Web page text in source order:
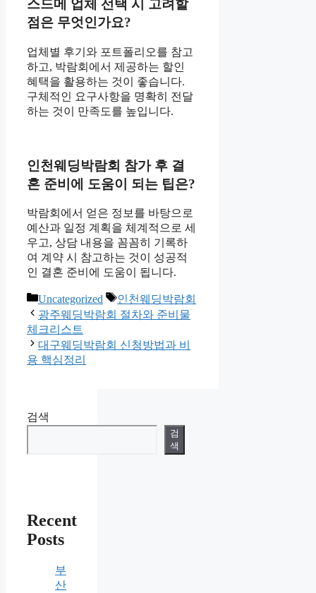
스드메 업체 선택 시 고려할
점은 무엇인가요?
업체별 후기와 포트폴리오를 참고
하고, 박람회에서 제공하는 할인
혜택을 활용하는 것이 좋습니다.
구체적인 요구사항을 명확히 전달
하는 것이 만족도를 높입니다.
인천웨딩박람회 참가 후 결
혼 준비에 도움이 되는 팁은?
박람회에서 얻은 정보를 바탕으로
예산과 일정 계획을 체계적으로 세
우고, 상담 내용을 꼼꼼히 기록하
여 계약 시 참고하는 것이 성공적
인 결혼 준비에 도움이 됩니다.
카
테
고
리
Uncategorized
태
그
인천웨딩박람회
광주웨딩박람회 절차와 준비물
체크리스트
대구웨딩박람회 신청방법과 비
용 핵심정리
검색
검
색
Recent
Posts
부
산